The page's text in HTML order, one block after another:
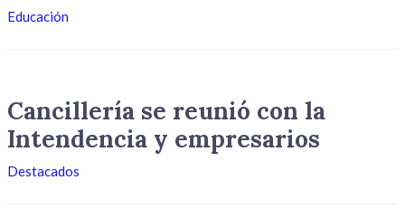
Educación
Cancillería se reunió con la
Intendencia y empresarios
Destacados